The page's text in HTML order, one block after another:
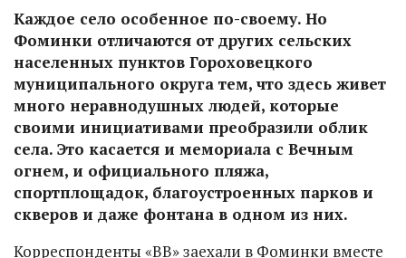
Каждое село особенное по-своему. Но
Фоминки отличаются от других сельских
населенных пунктов Гороховецкого
муниципального округа тем, что здесь живет
много неравнодушных людей, которые
своими инициативами преобразили облик
села. Это касается и мемориала с Вечным
огнем, и официального пляжа,
спортплощадок, благоустроенных парков и
скверов и даже фонтана в одном из них.
Корреспонденты «ВВ» заехали в Фоминки вместе